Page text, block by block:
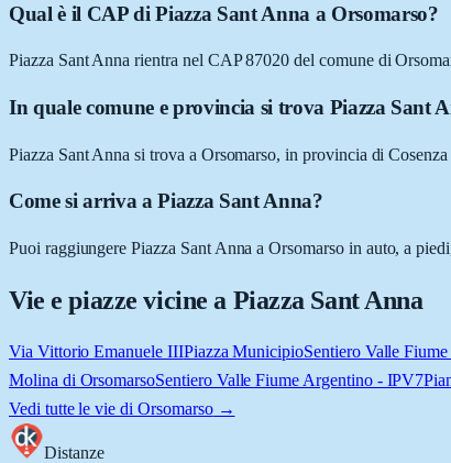
Qual è il CAP di Piazza Sant Anna a Orsomarso?
Piazza Sant Anna rientra nel CAP 87020 del comune di
In quale comune e provincia si trova Piazza Sant
Piazza Sant Anna si trova a Orsomarso, in provincia di
Come si arriva a Piazza Sant Anna?
Puoi raggiungere Piazza Sant Anna a Orsomarso in auto, a
Vie e piazze vicine a Piazza Sant Anna
Via Vittorio Emanuele IIIPiazza MunicipioSentiero Valle
Molina di OrsomarsoSentiero Valle Fiume Argentino - IPV7
Vedi tutte le vie di Orsomarso→
Distanze